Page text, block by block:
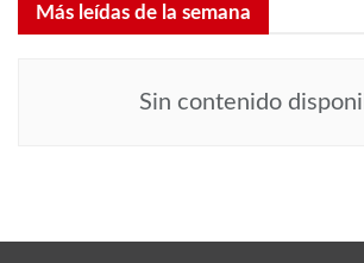
Más leídas de la semana
Sin contenido